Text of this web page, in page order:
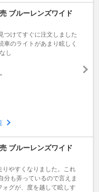
ブルーレンズワイド
つけてすぐに注文しました
車のライトがあまり眩しく
し
ブルーレンズワイド
やすくなりました。これ
分も弄っているので言えま
グが、度を越して眩しす